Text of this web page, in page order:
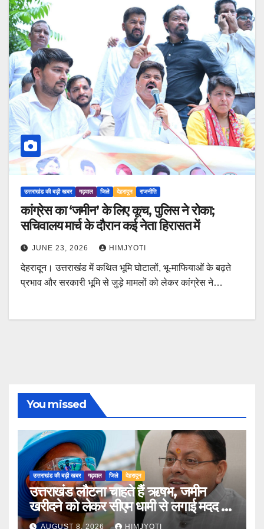
उत्तराखंड की बड़ी खबर गढ़वाल जिले देहरादून राजनीति
कांग्रेस का ‘जमीन’ के लिए कूच, पुलिस ने रोका;
सचिवालय मार्च के दौरान कई नेता हिरासत में
JUNE 23, 2026 HIMJYOTI
देहरादून। उत्तराखंड में कथित भूमि घोटालों, भू-माफियाओं के बढ़ते
प्रभाव और सरकारी भूमि से जुड़े मामलों को लेकर कांग्रेस ने…
You missed
उत्तराखंड की बड़ी खबर गढ़वाल जिले देहरादून
उत्तराखंड लौटना चाहते हैं ऋषभ, जमीन
खरीदने को लेकर सीएम धामी से लगाई मदद की
गुहारAUGUST 8, 2026 HIMJYOTI